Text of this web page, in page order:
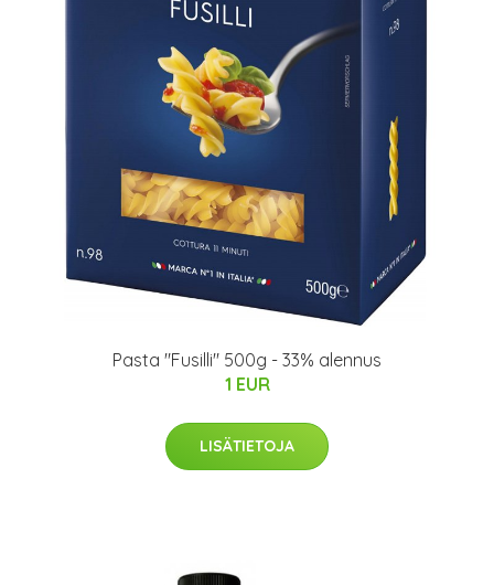
Pasta "Fusilli" 500g - 33% alennus
1 EUR
LISÄTIETOJA